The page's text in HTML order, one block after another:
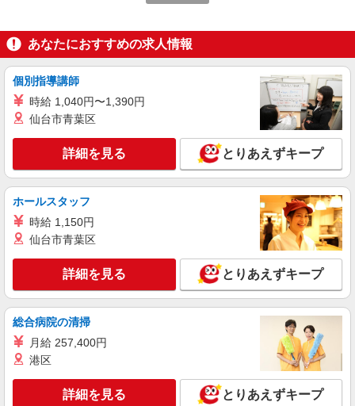
キープ 詳細を見る
アルバイト パート
さち福や
アルバイト・パート：時給1,300円〜 ※試用期
間100時間は1,177円 ※経験・能力により優遇しま
す 大阪府大阪市中央区南船場 クリスタ長堀
キープ 詳細を見る
まぐろ屋 ゑびす なんばダイニングメゾン
ホール・キッチン
アルバイト：時給1,200円〜 ※試用期間1ヶ月
間は1,177円 ※経験・能力により優遇します。
大阪府大阪市中央区難波5-1-18（高島屋大阪店
キープ 詳細を見る
あなたにおすすめの求人情報
個別指導講師
時給 1,040円〜1,390円
仙台市青葉区
詳細を見る とりあえずキープ
ホールスタッフ
時給 1,150円
仙台市青葉区
詳細を見る とりあえずキープ
総合病院の清掃
月給 257,400円
港区
詳細を見る とりあえずキープ